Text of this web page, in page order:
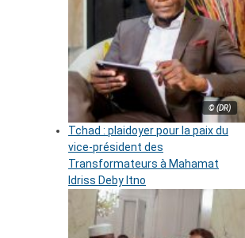
© (DR)
Tchad : plaidoyer pour la paix du
vice-président des
Transformateurs à Mahamat
Idriss Deby Itno